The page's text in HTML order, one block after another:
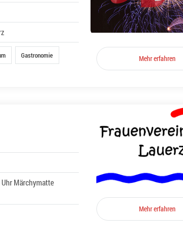
Gastronomie Mehr erfahren
Märchymatte
Mehr erfahren